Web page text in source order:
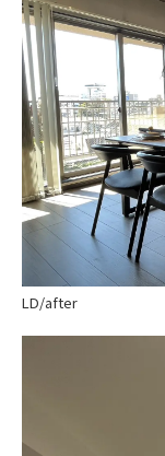
LD/after